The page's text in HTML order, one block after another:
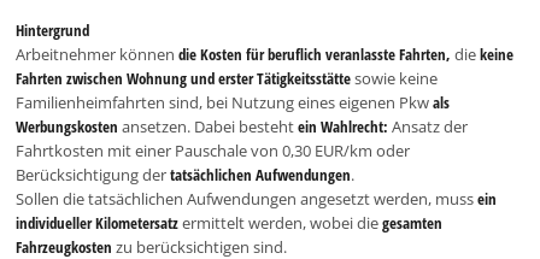
Hintergrund
Arbeitnehmer könnendie Kosten für beruflich veranlasste Fahrten, diekeine
Fahrten zwischen Wohnung und erster Tätigkeitsstättesowie keine
Familienheimfahrten sind, bei Nutzung eines eigenen Pkwals
Werbungskosten ansetzen. Dabei bestehtein Wahlrecht:Ansatz der
Fahrtkosten mit einer Pauschale von 0,30 EUR/km oder
Berücksichtigung dertatsächlichen Aufwendungen.
Sollen die tatsächlichen Aufwendungen angesetzt werden, mussein
individueller Kilometersatzermittelt werden, wobei diegesamten
Fahrzeugkosten zu berücksichtigen sind.